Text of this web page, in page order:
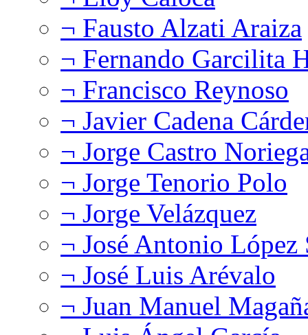
¬ Fausto Alzati Araiza
¬ Fernando Garcilita
¬ Francisco Reynoso
¬ Javier Cadena
¬ Jorge Castro
¬ Jorge Tenorio Polo
¬ Jorge Velázquez
¬ José Antonio López
¬ José Luis Arévalo
¬ Juan Manuel